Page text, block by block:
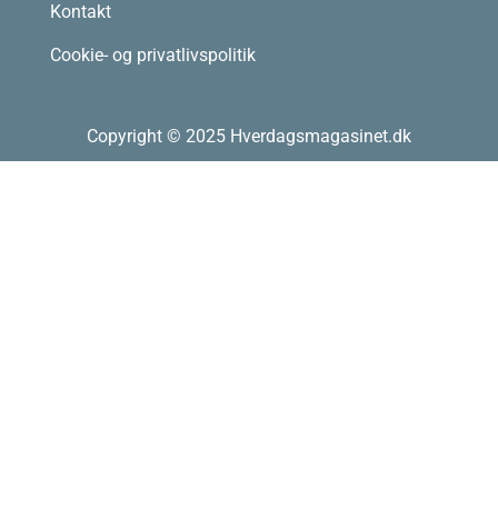
Kontakt
Cookie- og privatlivspolitik
Copyright © 2025 Hverdagsmagasinet.dk